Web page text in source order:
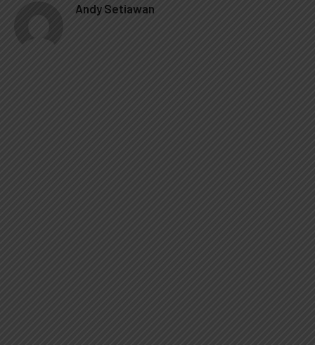
Andy Setiawan